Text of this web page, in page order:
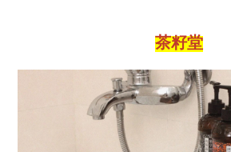
茶籽堂